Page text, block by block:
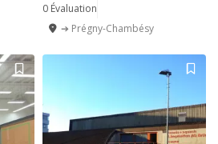
0 Évaluation
➔ Prégny-Chambésy